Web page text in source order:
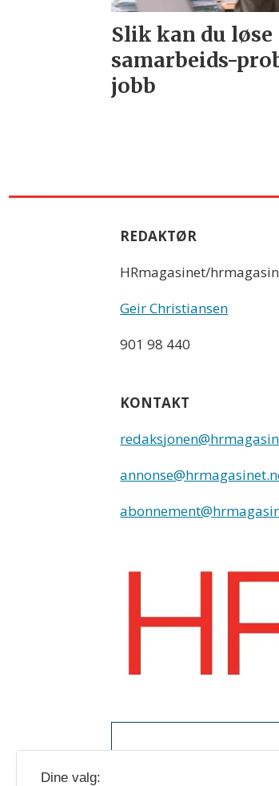
Slik kan du løse
samarbeids-
jobb
REDAKTØR
HRmagasinet/
Geir Christiansen
901 98 440
KONTAKT
Vi
Dine valg: